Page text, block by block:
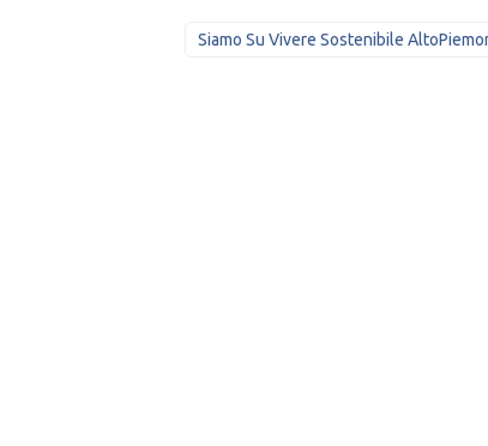
Siamo Su Vivere Sostenibile